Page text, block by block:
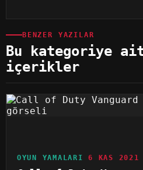
BENZER YAZILAR
Bu kategoriye
içerikler
OYUN YAMALARI 6 KAS 2021